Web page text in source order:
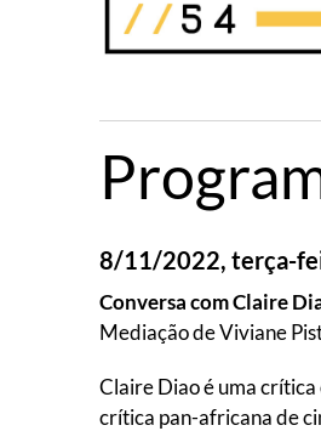
8/11/2022, terça-
Conversa com Claire
Mediação de Viviane
Claire Diao é uma
crítica pan-africana de